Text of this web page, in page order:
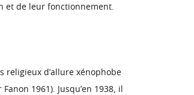
et de leur fonctionnement.
religieux d’allure xénophobe
1961). Jusqu’en 1938, il